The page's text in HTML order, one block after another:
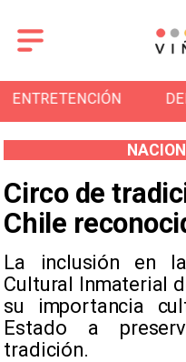
DEPORTES
Circo de
Chile
La inclusión en
Cultural Inmaterial
su importancia
Estado a
tradición.